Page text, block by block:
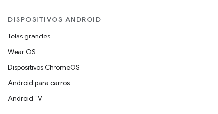
DISPOSITIVOS ANDROID
Telas grandes
Wear OS
Dispositivos ChromeOS
Android para carros
Android TV